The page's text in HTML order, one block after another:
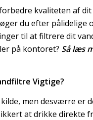
kvaliteten af dit
du efter pålidelige
til at filtrere dit
på kontoret? Så læs
Vigtige?
men desværre er
at drikke direkte